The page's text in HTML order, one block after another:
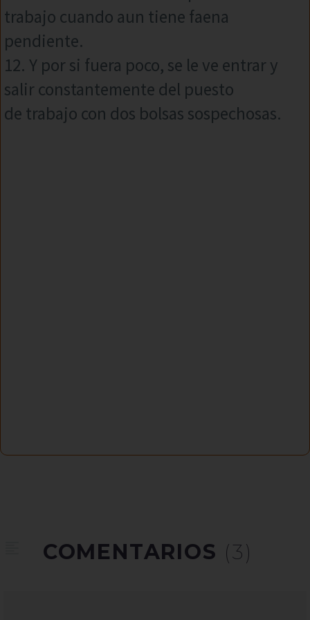
trabajo cuando aun tiene faena
pendiente.
12. Y por si fuera poco, se le ve entrar y
salir constantemente del puesto
de trabajo con dos bolsas sospechosas.
COMENTARIOS (3)